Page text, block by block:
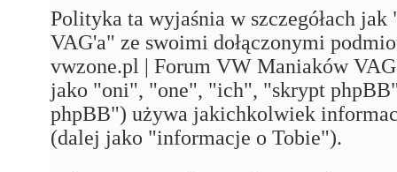
Polityka ta wyjaśnia w szczegółach
VAG'a" ze swoimi dołączonymi
vwzone.pl | Forum VW Maniaków
jako "oni", "one", "ich", "skrypt
phpBB") używa jakichkolwiek
(dalej jako "informacje o Tobie").